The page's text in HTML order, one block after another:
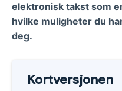
elektronisk takst som
hvilke muligheter du
deg.
Kortversjonen